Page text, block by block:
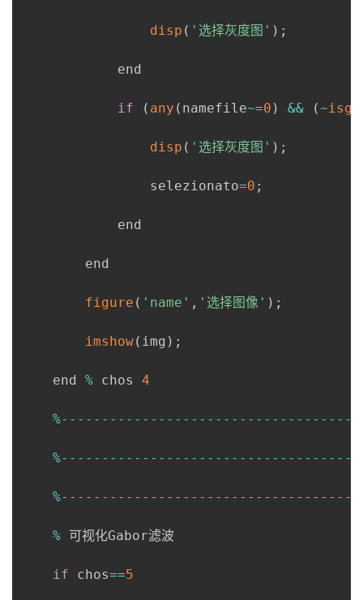
disp ( '选择灰度图' ) ;
            end
if ( any ( namefile~=0 ) && (~
disp ( '选择灰度图' ) ;
                selezionato
=0 ;
            end
        end
figure ( 'name' , '选择图像' ) ;
imshow( img ) ;
    end
% chos 4
%-- -- -- -- -- -- -- -- -- -- -- -- -- -- -- -- -- --
%-- -- -- -- -- -- -- -- -- -- -- -- -- -- -- -- -- --
%-- -- -- -- -- -- -- -- -- -- -- -- -- -- -- -- -- --
% 可视化Gabor滤波
if chos==5